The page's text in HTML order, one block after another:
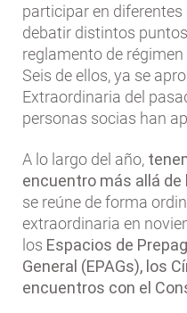
participar en
debatir distintos
reglamento de
Seis de ellos, ya se
Extraordinaria del
personas socias han
A lo largo del año,
encuentro más allá de
se reúne de forma
extraordinaria en
los Espacios de
General (EPAGs), los
encuentros con el